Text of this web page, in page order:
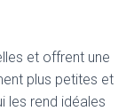
et offrent une
plus petites et
les rend idéales